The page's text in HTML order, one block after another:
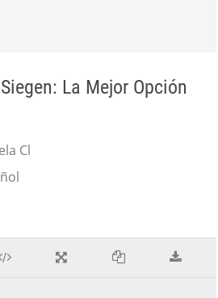
La Mejor Opción
Cl